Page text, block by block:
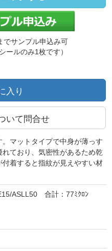
でサンプル申込み可
ールのみ1枚です）
入り
いて問合せ
マットタイプで中身が薄っす
ており、気密性があるため乾
着すると指紋が見えやすい材
ASLL50 合計：77ﾐｸﾛﾝ